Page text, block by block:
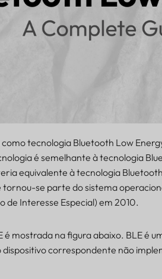
tecnologia Bluetooth Low
é semelhante à tecnologia
equivalente à tecnologia
se parte do sistema
de Interesse Especial) em 2010.
é mostrada na figura abaixo. BLE é
dispositivo correspondente não